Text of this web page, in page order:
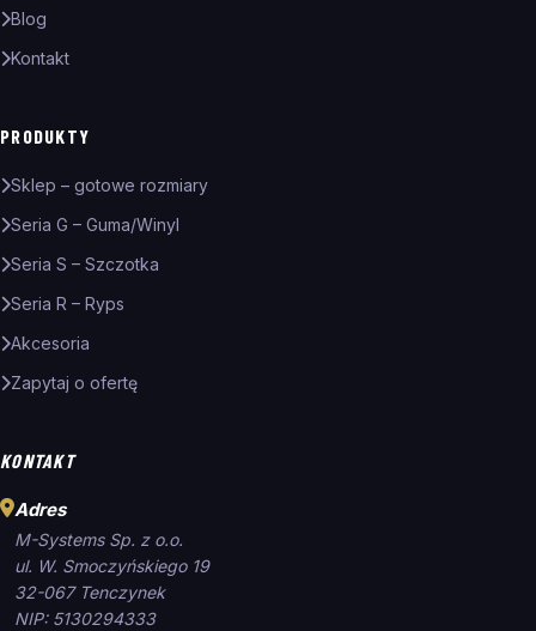
Blog
Kontakt
PRODUKTY
Sklep – gotowe rozmiary
Seria G – Guma/Winyl
Seria S – Szczotka
Seria R – Ryps
Akcesoria
Zapytaj o ofertę
KONTAKT
Adres
M-Systems Sp. z o.o.
ul. W. Smoczyńskiego 19
32-067 Tenczynek
NIP: 5130294333